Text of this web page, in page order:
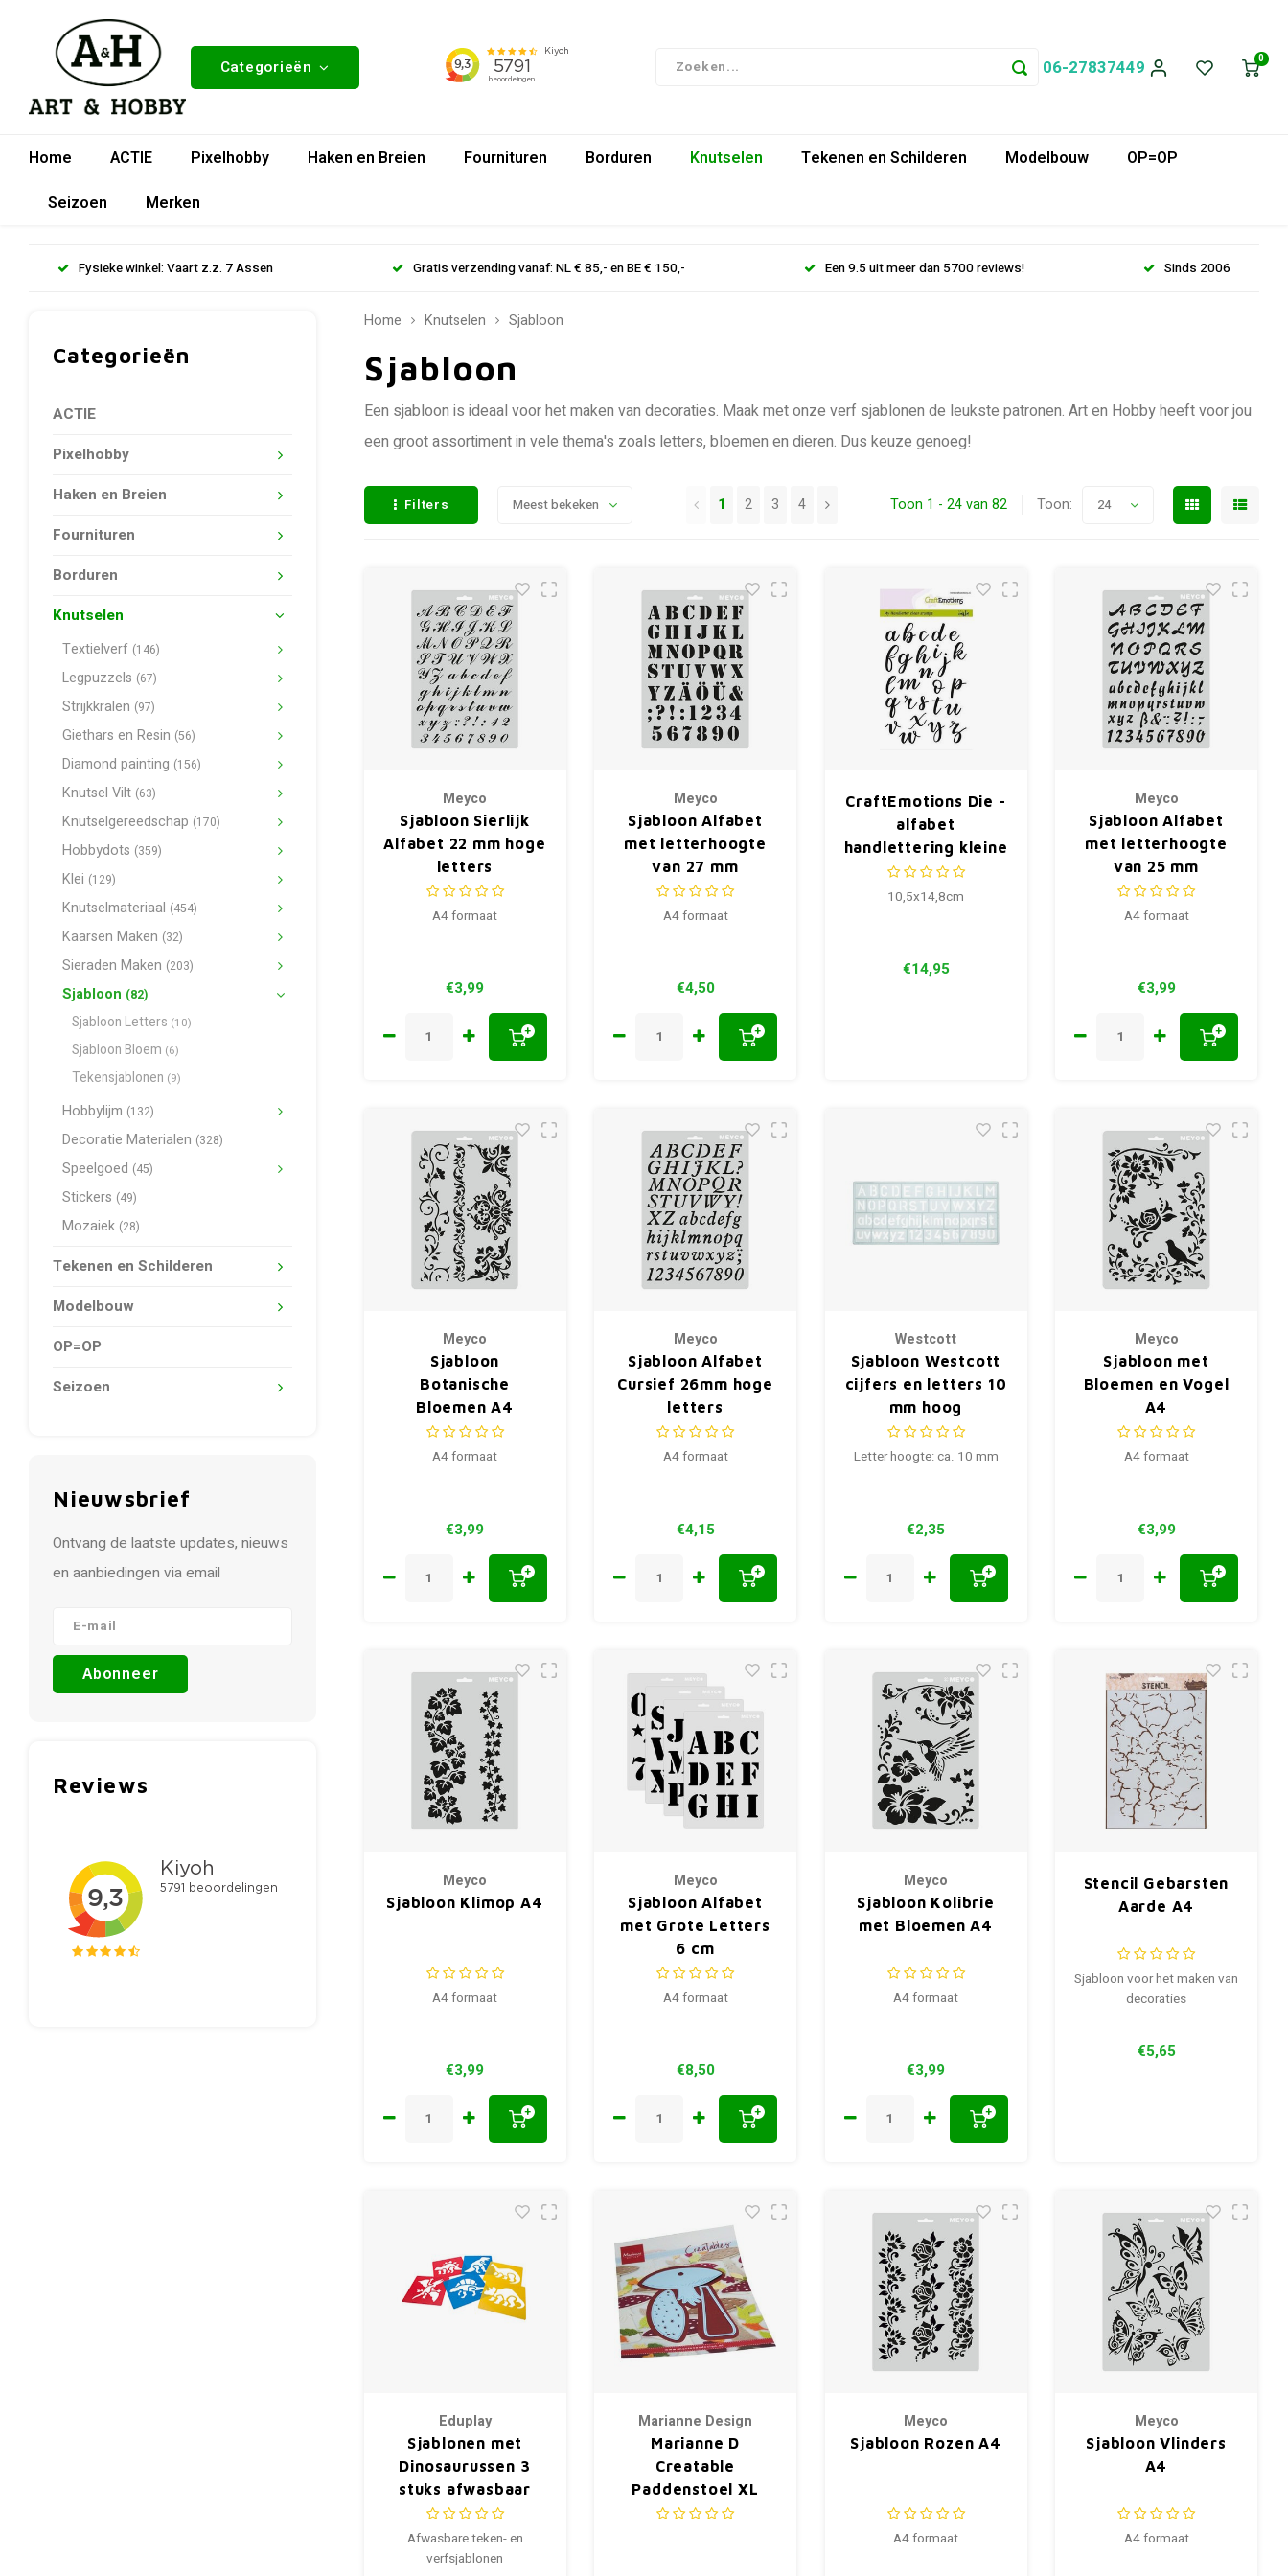
Categorieën 06-27837449 0
Home ACTIE Pixelhobby Haken en Breien Fournituren Borduren Knutselen Tekenen en Schilderen Modelbouw
OP=OP
Seizoen
Merken
Fysieke winkel: Vaart z.z. 7 Assen Gratis verzending vanaf: NL € 85,- en BE € 150,- Een 9.5 uit meer dan 5700 reviews! Sinds 2006
Categorieën
ACTIE
Pixelhobby
Haken en Breien
Fournituren
Borduren
Knutselen
Textielverf (146)
Legpuzzels (67)
Strijkkralen (97)
Giethars en Resin (56)
Diamond painting (156)
Knutsel Vilt (63)
Knutselgereedschap (170)
Hobbydots (359)
Klei (129)
Knutselmateriaal (454)
Kaarsen Maken (32)
Sieraden Maken (203)
Sjabloon (82)
Sjabloon Letters (10)
Sjabloon Bloem (6)
Tekensjablonen (9)
Hobbylijm (132)
Decoratie Materialen (328)
Speelgoed (45)
Stickers (49)
Mozaiek (28)
Tekenen en Schilderen
Modelbouw
OP=OP
Seizoen
Nieuwsbrief
Ontvang de laatste updates, nieuws
en aanbiedingen via email
Abonneer
Reviews
Home Knutselen Sjabloon
Sjabloon
Een sjabloon is ideaal voor het maken van decoraties. Maak met onze verf sjablonen de leukste patronen. Art en Hobby heeft voor jou
een groot assortiment in vele thema's zoals letters, bloemen en dieren. Dus keuze genoeg!
Filters Meest bekeken 1 2 3 4 Toon 1 - 24 van 82 Toon: 24
Meyco
Sjabloon Sierlijk
Alfabet 22 mm hoge
letters
A4 formaat
€3,99
+
Meyco
Sjabloon Alfabet
met letterhoogte
van 27 mm
A4 formaat
€4,50
+
CraftEmotions Die -
alfabet
handlettering kleine
letters Card
10,5x14,8cm
€14,95
Meyco
Sjabloon Alfabet
met letterhoogte
van 25 mm
A4 formaat
€3,99
+
Meyco
Sjabloon
Botanische
Bloemen A4
A4 formaat
€3,99
+
Meyco
Sjabloon Alfabet
Cursief 26mm hoge
letters
A4 formaat
€4,15
+
Westcott
Sjabloon Westcott
cijfers en letters 10
mm hoog
Letter hoogte: ca. 10 mm
€2,35
+
Meyco
Sjabloon met
Bloemen en Vogel
A4
A4 formaat
€3,99
+
Meyco
Sjabloon Klimop A4
A4 formaat
€3,99
+
Meyco
Sjabloon Alfabet
met Grote Letters
6 cm
A4 formaat
€8,50
+
Meyco
Sjabloon Kolibrie
met Bloemen A4
A4 formaat
€3,99
+
Stencil Gebarsten
Aarde A4
Sjabloon voor het maken van
decoraties
€5,65
Eduplay
Sjablonen met
Dinosaurussen 3
stuks afwasbaar
Afwasbare teken- en
verfsjablonen
Marianne Design
Marianne D
Creatable
Paddenstoel XL
LR0770
Meyco
Sjabloon Rozen A4
A4 formaat
Meyco
Sjabloon Vlinders
A4
A4 formaat